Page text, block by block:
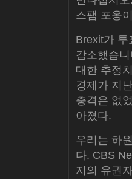
스팸 포옹
Brexit가
감소했습
대한 추정
경제가 지
충격은 없
아졌다.
우리는 하
다. CBS
지의 유권